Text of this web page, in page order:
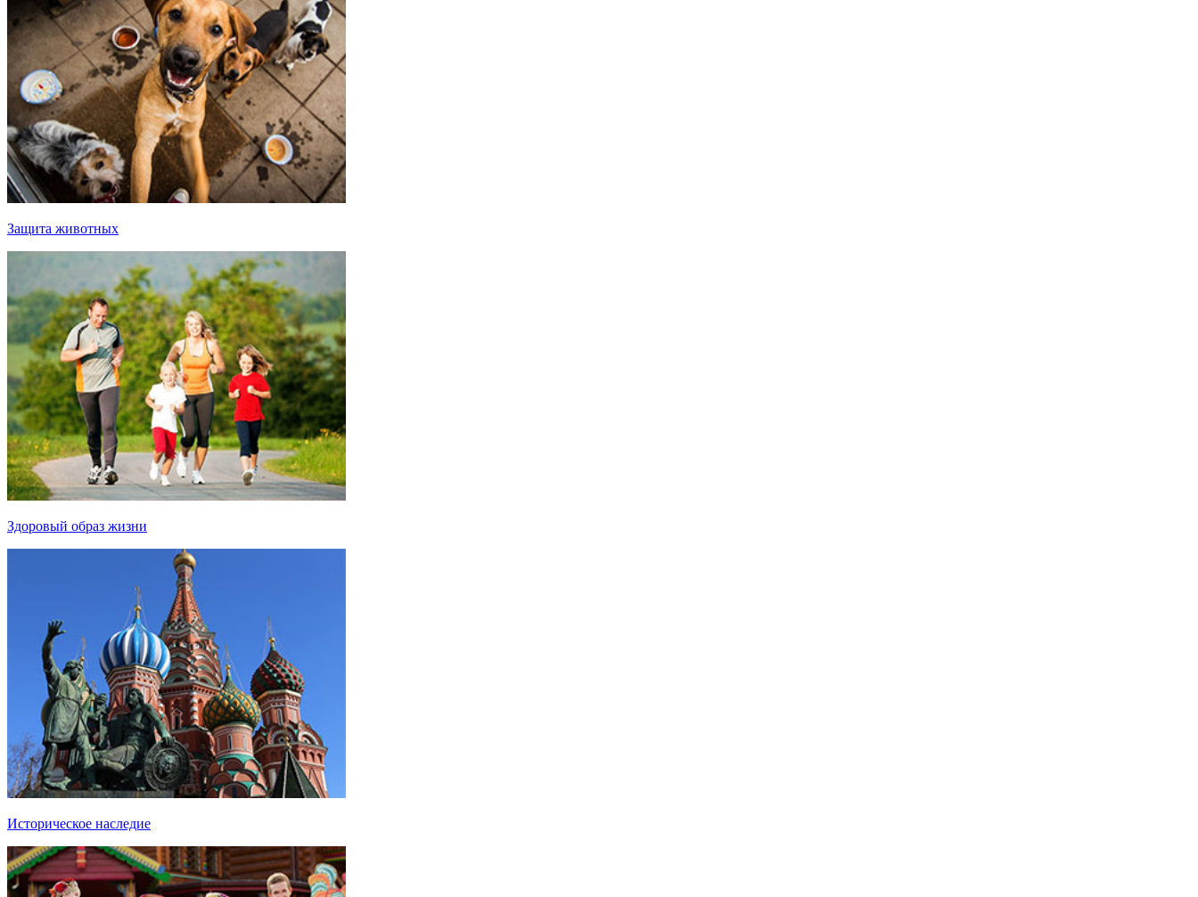
Защита животных
Здоровый образ жизни
Историческое наследие